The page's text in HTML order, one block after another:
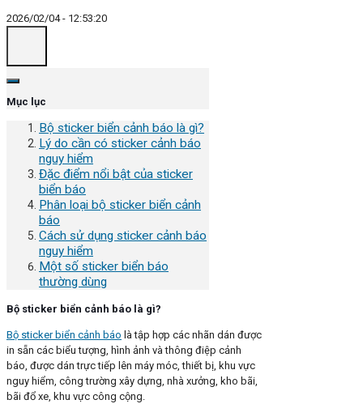
2026/02/04 - 12:53:20
Mục lục
Bộ sticker biển cảnh báo là gì?
Lý do cần có sticker cảnh báo
nguy hiểm
Đặc điểm nổi bật của sticker
biển báo
Phân loại bộ sticker biển cảnh
báo
Cách sử dụng sticker cảnh báo
nguy hiểm
Một số sticker biển báo
thường dùng
Bộ sticker biển cảnh báo là gì?
Bộ sticker biển cảnh báo là tập hợp các nhãn dán được
in sẵn các biểu tượng, hình ảnh và thông điệp cảnh
báo, được dán trực tiếp lên máy móc, thiết bị, khu vực
nguy hiểm, công trường xây dựng, nhà xưởng, kho bãi,
bãi đổ xe, khu vực công cộng.